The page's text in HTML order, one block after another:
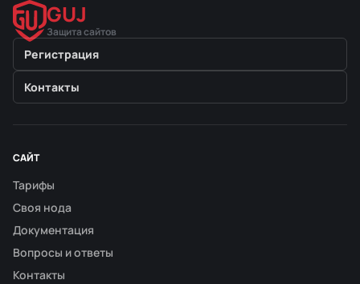
GUJ
Защита сайтов
Регистрация
Контакты
САЙТ
Тарифы
Своя нода
Документация
Вопросы и ответы
Контакты